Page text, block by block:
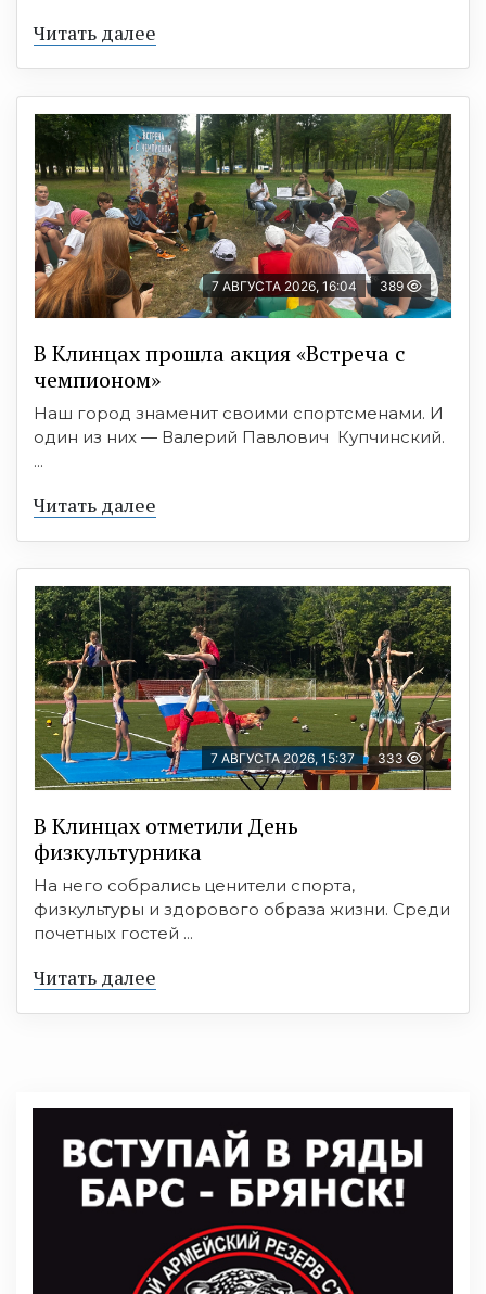
Читать далее
7 АВГУСТА 2026, 16:04 389
В Клинцах прошла акция «Встреча с
чемпионом»
Наш город знаменит своими спортсменами. И
один из них — Валерий Павлович Купчинский.
...
Читать далее
7 АВГУСТА 2026, 15:37 333
В Клинцах отметили День
физкультурника
На него собрались ценители спорта,
физкультуры и здорового образа жизни. Среди
почетных гостей ...
Читать далее